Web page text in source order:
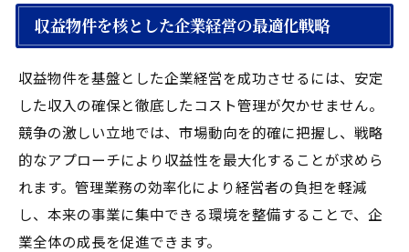
収益物件を核とした企業経営の最適化戦略
収益物件を基盤とした企業経営を成功させるには、安定
した収入の確保と徹底したコスト管理が欠かせません。
競争の激しい立地では、市場動向を的確に把握し、戦略
的なアプローチにより収益性を最大化することが求めら
れます。管理業務の効率化により経営者の負担を軽減
し、本来の事業に集中できる環境を整備することで、企
業全体の成長を促進できます。